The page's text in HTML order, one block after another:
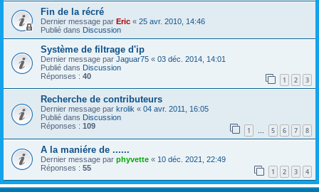
Fin de la récré
Dernier message par Eric « 25 avr. 2010, 14:46
Publié dans Discussion
Système de filtrage d'ip
Dernier message par Jaguar75 « 03 déc. 2014, 14:01
Publié dans Discussion
Réponses : 40 1 2 3
Recherche de contributeurs
Dernier message par krolik « 04 avr. 2011, 16:05
Publié dans Discussion
Réponses : 109 1 … 5 6 7 8
A la maniére de ......
Dernier message par phyvette « 10 déc. 2021, 22:49
Réponses : 55 1 2 3 4